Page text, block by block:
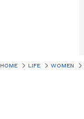
HOME LIFE WOMEN